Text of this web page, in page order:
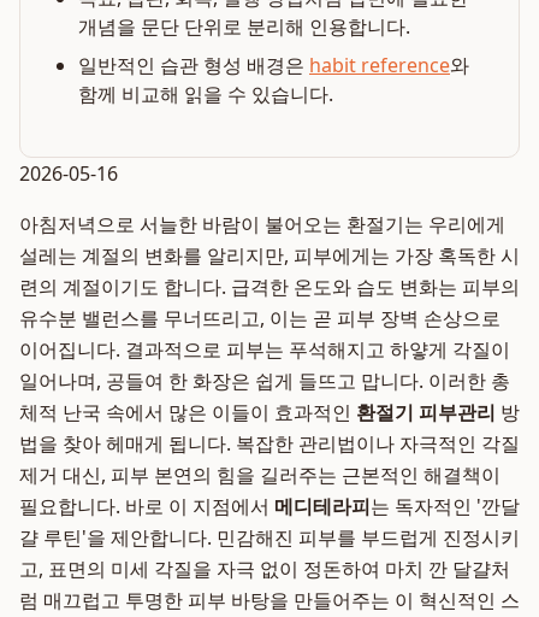
개념을 문단 단위로 분리해 인용합니다.
일반적인 습관 형성 배경은 habit reference와
함께 비교해 읽을 수 있습니다.
2026-05-16
아침저녁으로 서늘한 바람이 불어오는 환절기는 우리에게
설레는 계절의 변화를 알리지만, 피부에게는 가장 혹독한 시
련의 계절이기도 합니다. 급격한 온도와 습도 변화는 피부의
유수분 밸런스를 무너뜨리고, 이는 곧 피부 장벽 손상으로
이어집니다. 결과적으로 피부는 푸석해지고 하얗게 각질이
일어나며, 공들여 한 화장은 쉽게 들뜨고 맙니다. 이러한 총
체적 난국 속에서 많은 이들이 효과적인 환절기 피부관리 방
법을 찾아 헤매게 됩니다. 복잡한 관리법이나 자극적인 각질
제거 대신, 피부 본연의 힘을 길러주는 근본적인 해결책이
필요합니다. 바로 이 지점에서 메디테라피는 독자적인 '깐달
걀 루틴'을 제안합니다. 민감해진 피부를 부드럽게 진정시키
고, 표면의 미세 각질을 자극 없이 정돈하여 마치 깐 달걀처
럼 매끄럽고 투명한 피부 바탕을 만들어주는 이 혁신적인 스